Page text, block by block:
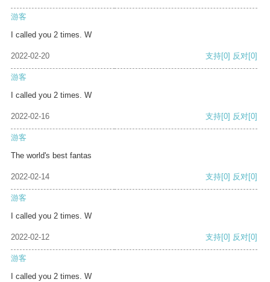
游客
I called you 2 times. W
2022-02-20 支持[0] 反对[0]
游客
I called you 2 times. W
2022-02-16 支持[0] 反对[0]
游客
The world's best fantas
2022-02-14 支持[0] 反对[0]
游客
I called you 2 times. W
2022-02-12 支持[0] 反对[0]
游客
I called you 2 times. W